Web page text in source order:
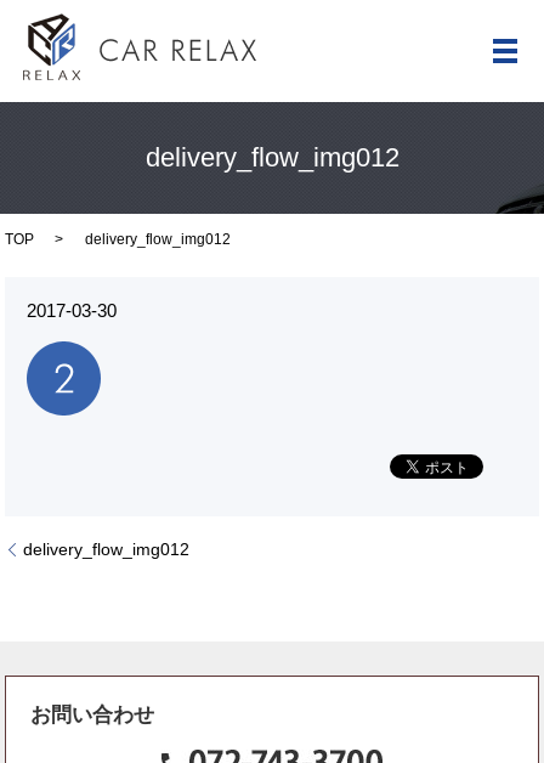
メ
delivery_flow_img012
TOP delivery_flow_img012
2017-03-30
delivery_flow_img012
お問い合わせ